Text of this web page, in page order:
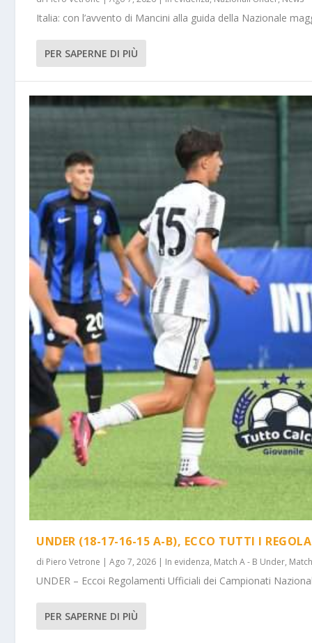
Italia: con l’avvento di Mancini alla guida della Nazionale
PER SAPERNE DI PIÙ
UNDER (18-17-16-15 A-B), ECCO TUTTI I
di Piero Vetrone |Ago 7, 2026 | In evidenza, Match A - B Under,
UNDER – Eccoi Regolamenti Ufficiali dei Campionati
PER SAPERNE DI PIÙ